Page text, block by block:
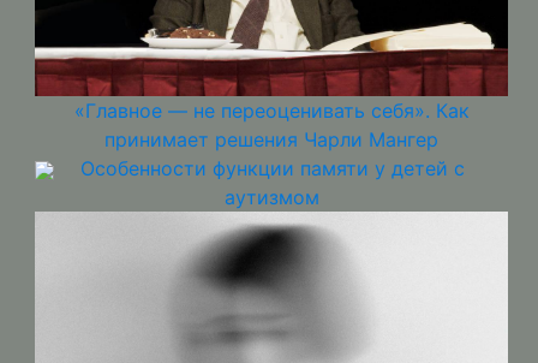
«Главное — не переоценивать себя». Как
принимает решения Чарли Мангер
Особенности функции памяти у детей с
аутизмом